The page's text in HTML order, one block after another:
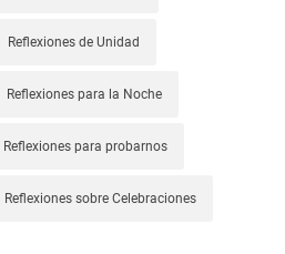
Reflexiones de Unidad
Reflexiones para la Noche
Reflexiones para probarnos
Reflexiones sobre Celebraciones